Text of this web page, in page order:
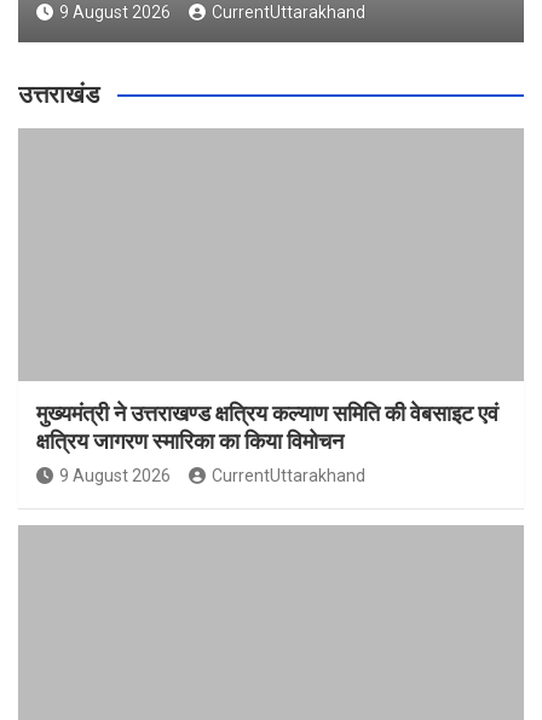
9 August 2026 CurrentUttarakhand
उत्तराखंड
मुख्यमंत्री ने उत्तराखण्ड क्षत्रिय कल्याण समिति की वेबसाइट एवं
क्षत्रिय जागरण स्मारिका का किया विमोचन
9 August 2026 CurrentUttarakhand